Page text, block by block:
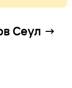
Сеул →